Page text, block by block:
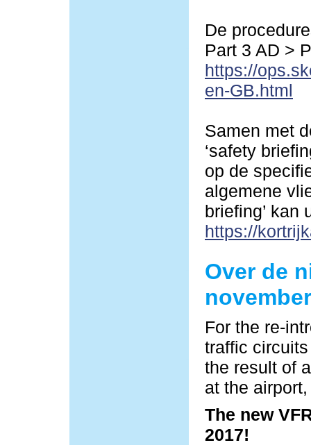
De
Part 3 AD >
https://
en-GB.html
Samen met
‘safety
op de
algemene
briefing’ kan
https://
Over de
For the re-
traffic
the result of
at the
The new
2017!